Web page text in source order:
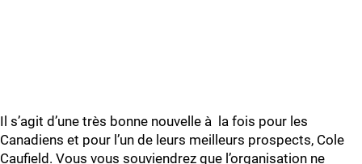
Il s’agit d’une très bonne nouvelle à la fois pour les
Canadiens et pour l’un de leurs meilleurs prospects, Cole
Caufield. Vous vous souviendrez que l’organisation ne